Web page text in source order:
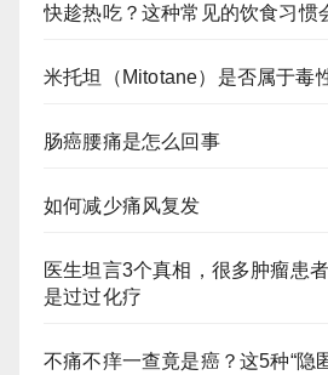
快趁热吃？这种常见的饮食习惯
米托坦（Mitotane）是否属于毒
肠癌腰痛是怎么回事
如何减少痛风复发
医生坦言3个真相，很多肿瘤患
是过过化疗
不痛不痒一查竟是癌？这5种“隐